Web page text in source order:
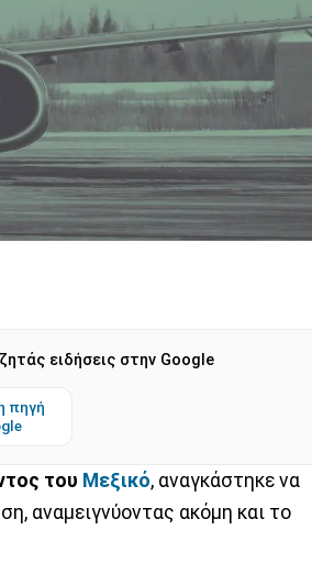
ειδήσεις στην Google
πηγή
του Μεξικό, αναγκάστηκε να
αναμειγνύοντας ακόμη και το